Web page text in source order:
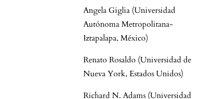
Angela Giglia (Universidad
Autónoma Metropolitana-
Iztapalapa, México)
Renato Rosaldo (Universidad de
Nueva York, Estados Unidos)
Richard N. Adams (Universidad